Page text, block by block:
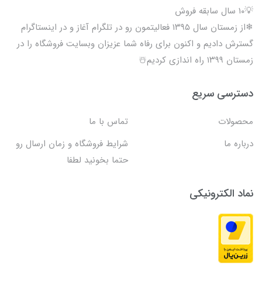
💡۱۰ سال سابقه فروش
❄از زمستان سال ۱۳۹۵ فعالیتمون رو در تلگرام آغاز و در اینستاگرام
گسترش دادیم و اکنون برای رفاه شما عزیزان وبسایت فروشگاه را در
زمستان ۱۳۹۹ راه اندازی کردیم☃️
دسترسی سریع
محصولات
تماس با ما
درباره ما
شرایط فروشگاه و زمان ارسال رو
حتما بخونید لطفا
نماد الکترونیکی